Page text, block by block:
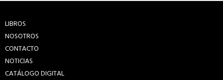
LIBROS
NOSOTROS
CONTACTO
NOTICIAS
CATÁLOGO DIGITAL